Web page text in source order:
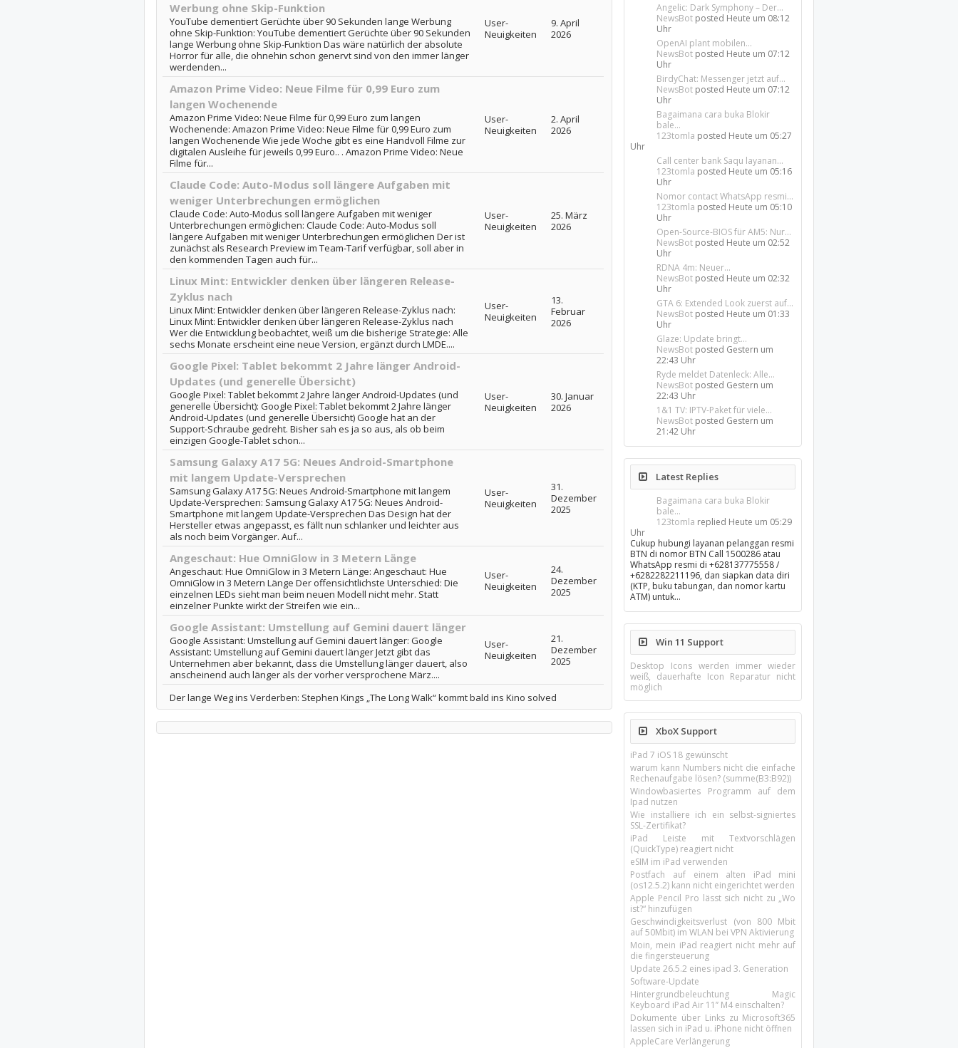
Werbung ohne Skip-Funktion
YouTube dementiert Gerüchte über 90 Sekunden lange Werbung
ohne Skip-Funktion: YouTube dementiert Gerüchte über 90 Sekunden
lange Werbung ohne Skip-Funktion Das wäre natürlich der absolute
Horror für alle, die ohnehin schon genervt sind von den immer länger
werdenden...
User-
Neuigkeiten
9. April
2026
Amazon Prime Video: Neue Filme für 0,99 Euro zum
langen Wochenende
Amazon Prime Video: Neue Filme für 0,99 Euro zum langen
Wochenende: Amazon Prime Video: Neue Filme für 0,99 Euro zum
langen Wochenende Wie jede Woche gibt es eine Handvoll Filme zur
digitalen Ausleihe für jeweils 0,99 Euro.. . Amazon Prime Video: Neue
Filme für...
User-
Neuigkeiten
2. April
2026
Claude Code: Auto-Modus soll längere Aufgaben mit
weniger Unterbrechungen ermöglichen
Claude Code: Auto-Modus soll längere Aufgaben mit weniger
Unterbrechungen ermöglichen: Claude Code: Auto-Modus soll
längere Aufgaben mit weniger Unterbrechungen ermöglichen Der ist
zunächst als Research Preview im Team-Tarif verfügbar, soll aber in
den kommenden Tagen auch für...
User-
Neuigkeiten
25. März
2026
Linux Mint: Entwickler denken über längeren Release-
Zyklus nach
Linux Mint: Entwickler denken über längeren Release-Zyklus nach:
Linux Mint: Entwickler denken über längeren Release-Zyklus nach
Wer die Entwicklung beobachtet, weiß um die bisherige Strategie: Alle
sechs Monate erscheint eine neue Version, ergänzt durch LMDE....
User-
Neuigkeiten
13.
Februar
2026
Google Pixel: Tablet bekommt 2 Jahre länger Android-
Updates (und generelle Übersicht)
Google Pixel: Tablet bekommt 2 Jahre länger Android-Updates (und
generelle Übersicht): Google Pixel: Tablet bekommt 2 Jahre länger
Android-Updates (und generelle Übersicht) Google hat an der
Support-Schraube gedreht. Bisher sah es ja so aus, als ob beim
einzigen Google-Tablet schon...
User-
Neuigkeiten
30. Januar
2026
Samsung Galaxy A17 5G: Neues Android-Smartphone
mit langem Update-Versprechen
Samsung Galaxy A17 5G: Neues Android-Smartphone mit langem
Update-Versprechen: Samsung Galaxy A17 5G: Neues Android-
Smartphone mit langem Update-Versprechen Das Design hat der
Hersteller etwas angepasst, es fällt nun schlanker und leichter aus
als noch beim Vorgänger. Auf...
User-
Neuigkeiten
31.
Dezember
2025
Angeschaut: Hue OmniGlow in 3 Metern Länge
Angeschaut: Hue OmniGlow in 3 Metern Länge: Angeschaut: Hue
OmniGlow in 3 Metern Länge Der offensichtlichste Unterschied: Die
einzelnen LEDs sieht man beim neuen Modell nicht mehr. Statt
einzelner Punkte wirkt der Streifen wie ein...
User-
Neuigkeiten
24.
Dezember
2025
Google Assistant: Umstellung auf Gemini dauert länger
Google Assistant: Umstellung auf Gemini dauert länger: Google
Assistant: Umstellung auf Gemini dauert länger Jetzt gibt das
Unternehmen aber bekannt, dass die Umstellung länger dauert, also
anscheinend auch länger als der vorher versprochene März....
User-
Neuigkeiten
21.
Dezember
2025
Der lange Weg ins Verderben: Stephen Kings „The Long Walk“ kommt bald ins Kino solved
Angelic: Dark Symphony – Der...
NewsBot posted Heute um 08:12
Uhr
OpenAI plant mobilen...
NewsBot posted Heute um 07:12
Uhr
BirdyChat: Messenger jetzt auf...
NewsBot posted Heute um 07:12
Uhr
Bagaimana cara buka Blokir
bale...
123tomla posted Heute um 05:27
Uhr
Call center bank Saqu layanan...
123tomla posted Heute um 05:16
Uhr
Nomor contact WhatsApp resmi...
123tomla posted Heute um 05:10
Uhr
Open-Source-BIOS für AM5: Nur...
NewsBot posted Heute um 02:52
Uhr
RDNA 4m: Neuer...
NewsBot posted Heute um 02:32
Uhr
GTA 6: Extended Look zuerst auf...
NewsBot posted Heute um 01:33
Uhr
Glaze: Update bringt...
NewsBot posted Gestern um
22:43 Uhr
Ryde meldet Datenleck: Alle...
NewsBot posted Gestern um
22:43 Uhr
1&1 TV: IPTV-Paket für viele...
NewsBot posted Gestern um
21:42 Uhr
Latest Replies
Bagaimana cara buka Blokir
bale...
123tomla replied Heute um 05:29
Uhr
Cukup hubungi layanan pelanggan resmi
BTN di nomor BTN Call 1500286 atau
WhatsApp resmi di +628137775558 /
+6282282211196, dan siapkan data diri
(KTP, buku tabungan, dan nomor kartu
ATM) untuk…
Win 11 Support
Desktop Icons werden immer wieder
weiß, dauerhafte Icon Reparatur nicht
möglich
XboX Support
iPad 7 iOS 18 gewünscht
warum kann Numbers nicht die einfache
Rechenaufgabe lösen? (summe(B3:B92))
Windowbasiertes Programm auf dem
Ipad nutzen
Wie installiere ich ein selbst-signiertes
SSL-Zertifikat?
iPad Leiste mit Textvorschlägen
(QuickType) reagiert nicht
eSIM im iPad verwenden
Postfach auf einem alten iPad mini
(os12.5.2) kann nicht eingerichtet werden
Apple Pencil Pro lässt sich nicht zu „Wo
ist?“ hinzufügen
Geschwindigkeitsverlust (von 800 Mbit
auf 50Mbit) im WLAN bei VPN Aktivierung
Moin, mein iPad reagiert nicht mehr auf
die fingersteuerung
Update 26.5.2 eines ipad 3. Generation
Software-Update
Hintergrundbeleuchtung Magic
Keyboard iPad Air 11’’ M4 einschalten?
Dokumente über Links zu Microsoft365
lassen sich in iPad u. iPhone nicht öffnen
AppleCare Verlängerung